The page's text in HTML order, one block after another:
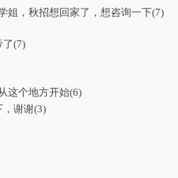
姐，秋招想回家了，想咨询一下(7)
了(7)
这个地方开始(6)
，谢谢(3)